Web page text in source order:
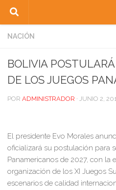
Saltar al contenido
NACIÓN
BOLIVIA
DE LOS JUEGOS
POR ADMINISTRADOR · JUNIO 2,
El presidente Evo Morales
oficializará su postulación para
Panamericanos de 2027, con la
organización de los XI Juegos
escenarios de calidad